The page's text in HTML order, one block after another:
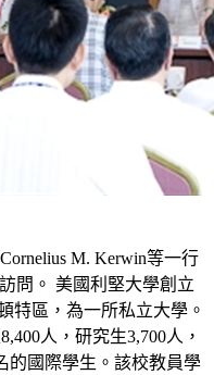
M. Kerwin等一行
問。 美國利堅大學創立
特區，為一所私立大學。
人，研究生3,700人，
的國際學生。該校教員學